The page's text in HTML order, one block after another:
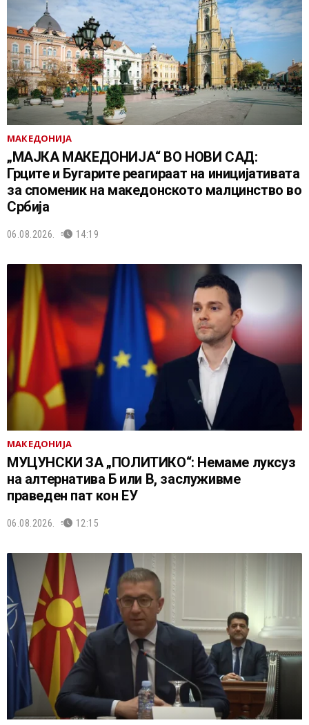
МАКЕДОНИЈА
„МАЈКА МАКЕДОНИЈА“ ВО НОВИ САД:
Грците и Бугарите реагираат на иницијативата
за споменик на македонското малцинство во
Србија
06.08.2026. 14:19
МАКЕДОНИЈА
МУЦУНСКИ ЗА „ПОЛИТИКО“: Немаме луксуз
на алтернатива Б или В, заслуживме
праведен пат кон ЕУ
06.08.2026. 12:15